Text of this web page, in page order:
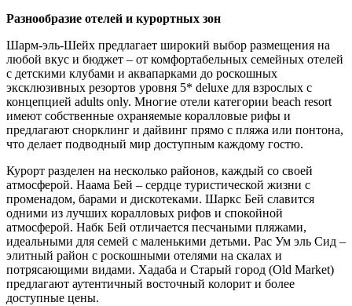
Разнообразие отелей и курортных зон
Шарм-эль-Шейх предлагает широкий выбор размещения на
любой вкус и бюджет – от комфортабельных семейных отелей
с детскими клубами и аквапарками до роскошных
эксклюзивных резортов уровня 5* deluxe для взрослых с
концепцией adults only. Многие отели категории beach resort
имеют собственные охраняемые коралловые рифы и
предлагают снорклинг и дайвинг прямо с пляжа или понтона,
что делает подводный мир доступным каждому гостю.
Курорт разделен на несколько районов, каждый со своей
атмосферой. Наама Бей – сердце туристической жизни с
променадом, барами и дискотеками. Шаркс Бей славится
одними из лучших коралловых рифов и спокойной
атмосферой. Набк Бей отличается песчаными пляжами,
идеальными для семей с маленькими детьми. Рас Ум эль Сид –
элитный район с роскошными отелями на скалах и
потрясающими видами. Хадаба и Старый город (Old Market)
предлагают аутентичный восточный колорит и более
доступные цены.